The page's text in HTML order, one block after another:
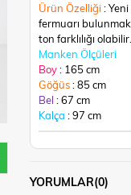
Ürün Özelliği:
fermuarı
ton farklılığı olabilir.
Manken Ölçüleri
Boy: 165 cm
Göğüs: 85 cm
Bel : 67 cm
Kalça : 97 cm
YORUMLAR(0)